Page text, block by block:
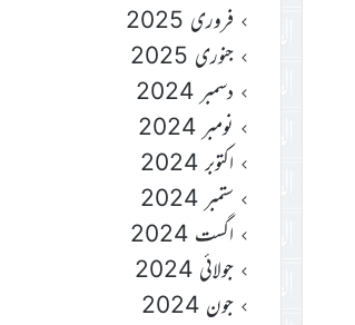
فروری 2025
جنوری 2025
دسمبر 2024
نومبر 2024
اکتوبر 2024
ستمبر 2024
اگست 2024
جولائی 2024
جون 2024